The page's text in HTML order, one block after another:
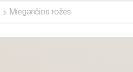
Miegančios rožės